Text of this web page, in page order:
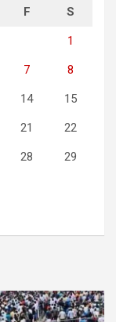
F S
1
7 8
14 15
21 22
28 29